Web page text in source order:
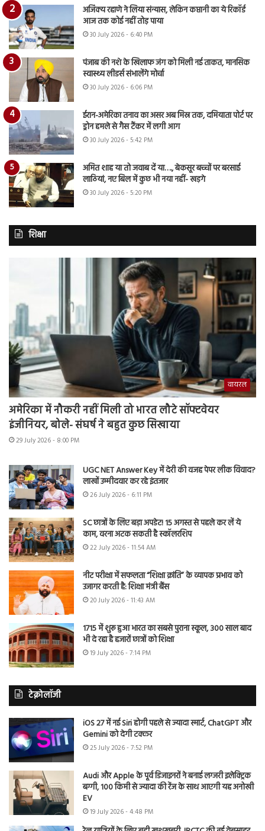
अजिंक्य रहाणे ने लिया संन्यास, लेकिन कप्तानी का ये रिकॉर्ड
आज तक कोई नहीं तोड़ पाया
30 July 2026 - 6:40 PM
पंजाब की नशे के खिलाफ जंग को मिली नई ताकत, मानसिक
स्वास्थ्य लीडर्स संभालेंगे मोर्चा
30 July 2026 - 6:06 PM
ईरान-अमेरिका तनाव का असर अब मिस्र तक, दमियाता पोर्ट पर
ड्रोन हमले से गैस टैंकर में लगी आग
30 July 2026 - 5:42 PM
अमित शाह या तो जवाब दें या…., बेकसूर बच्चों पर बरसाई
लाठियां, नए बिल में कुछ भी नया नहीं- खड़गे
30 July 2026 - 5:20 PM
शिक्षा
वायरल
अमेरिका में नौकरी नहीं मिली तो भारत लौटे सॉफ्टवेयर
इंजीनियर, बोले- संघर्ष ने बहुत कुछ सिखाया
29 July 2026 - 8:00 PM
UGC NET Answer Key में देरी की वजह पेपर लीक विवाद?
लाखों उम्मीदवार कर रहे इंतजार
26 July 2026 - 6:11 PM
SC छात्रों के लिए बड़ा अपडेट! 15 अगस्त से पहले कर लें ये
काम, वरना अटक सकती है स्कॉलरशिप
22 July 2026 - 11:54 AM
नीट परीक्षा में सफलता “शिक्षा क्रांति” के व्यापक प्रभाव को
उजागर करती है: शिक्षा मंत्री बैंस
20 July 2026 - 11:43 AM
1715 में शुरू हुआ भारत का सबसे पुराना स्कूल, 300 साल बाद
भी दे रहा है हजारों छात्रों को शिक्षा
19 July 2026 - 7:14 PM
टेक्नोलॉजी
iOS 27 में नई Siri होगी पहले से ज्यादा स्मार्ट, ChatGPT और
Gemini को देगी टक्कर
25 July 2026 - 7:52 PM
Audi और Apple के पूर्व डिजाइनरों ने बनाई लग्जरी इलेक्ट्रिक
बग्गी, 100 किमी से ज्यादा की रेंज के साथ आएगी यह अनोखी
EV
19 July 2026 - 4:48 PM